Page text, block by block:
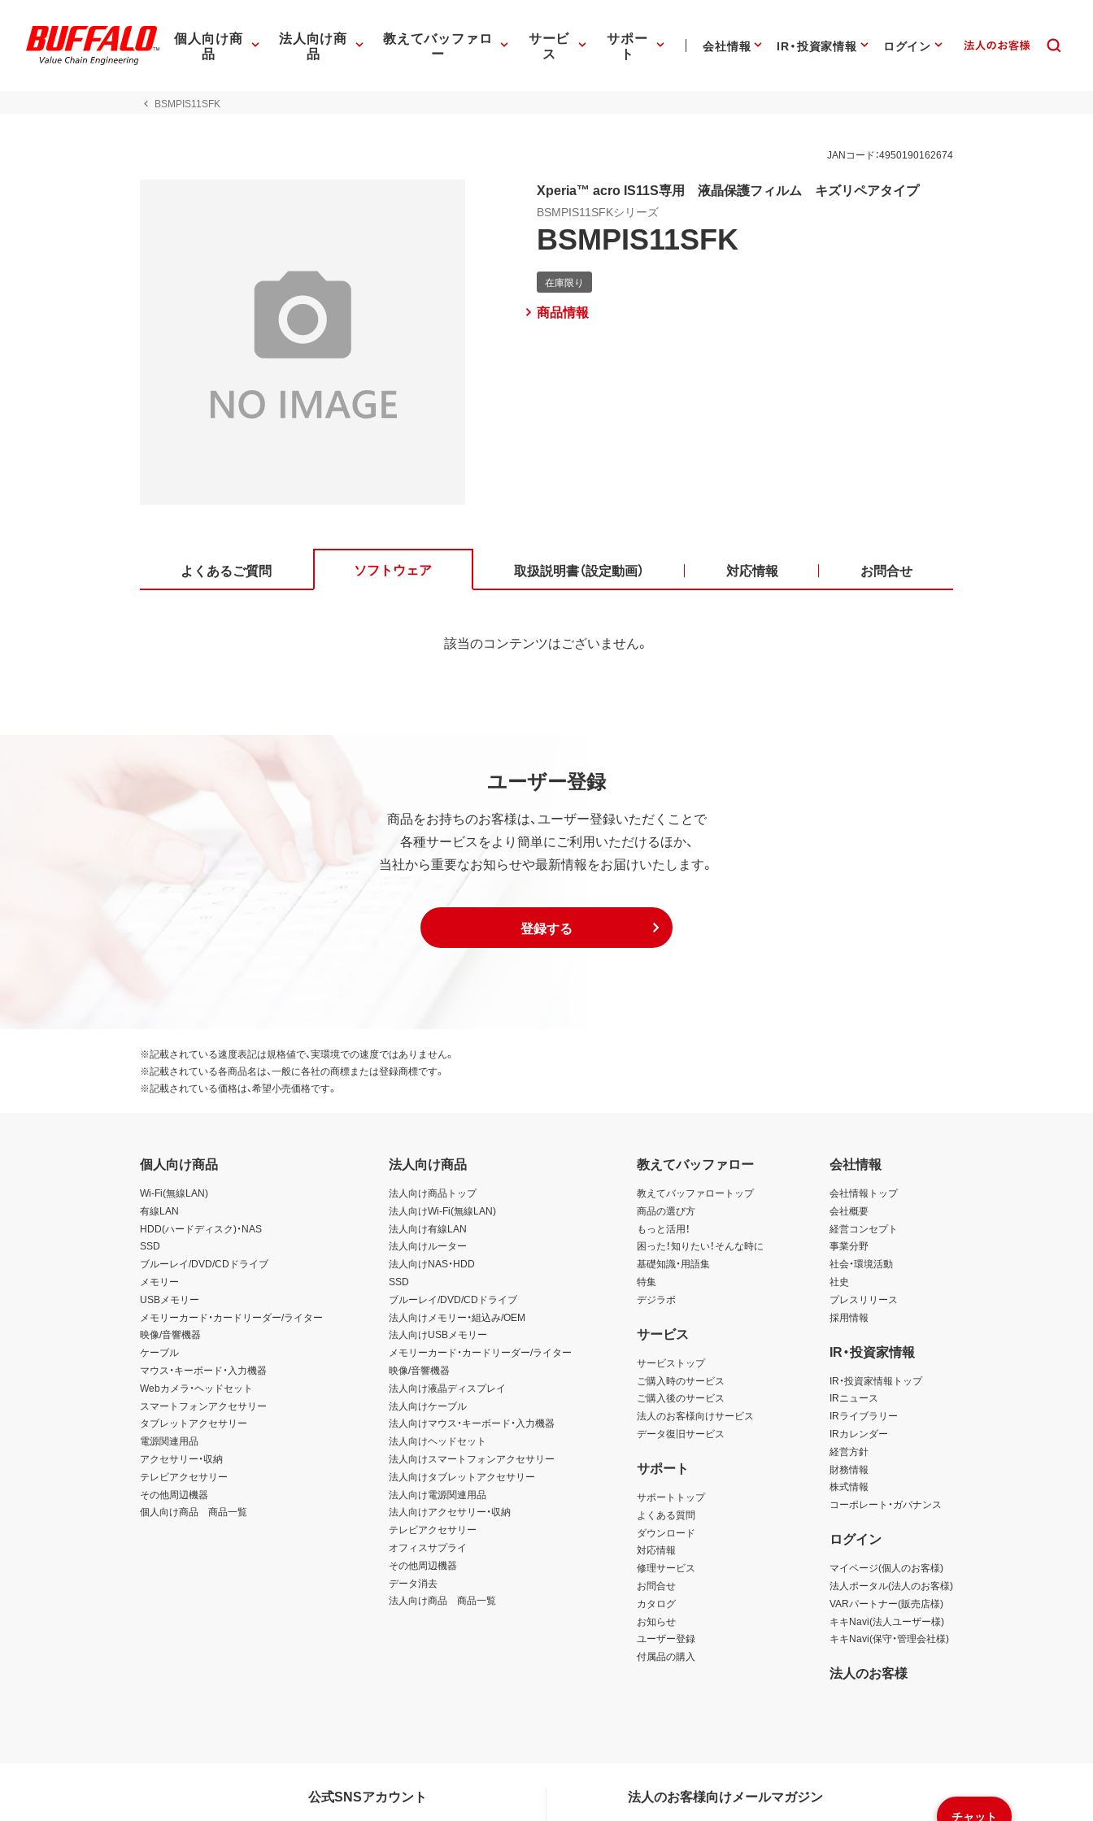
個人向け商
品
法人向け商
品
教えてバッファロ
ー
サービ
ス
サポー
ト 会社情報 IR・投資家情報 ログイン
BSMPIS11SFK
JANコード：4950190162674
Xperia™ acro IS11S専用 液晶保護フィルム キズリペアタイプ
BSMPIS11SFKシリーズ
BSMPIS11SFK
商品情報
よくあるご質問 ソフトウェア 取扱説明書（設定動画） 対応情報 お問合せ
該当のコンテンツはございません。
ユーザー登録
商品をお持ちのお客様は、ユーザー登録いただくことで
各種サービスをより簡単にご利用いただけるほか、
当社から重要なお知らせや最新情報をお届けいたします。
登録する
チャット
※記載されている速度表記は規格値で、実環境での速度ではありません。
※記載されている各商品名は、一般に各社の商標または登録商標です。
※記載されている価格は、希望小売価格です。
個人向け商品
Wi-Fi(無線LAN)
有線LAN
HDD(ハードディスク)・NAS
SSD
ブルーレイ/DVD/CDドライブ
メモリー
USBメモリー
メモリーカード・カードリーダー/ライター
映像/音響機器
ケーブル
マウス・キーボード・入力機器
Webカメラ・ヘッドセット
スマートフォンアクセサリー
タブレットアクセサリー
電源関連用品
アクセサリー・収納
テレビアクセサリー
その他周辺機器
個人向け商品 商品一覧
法人向け商品
法人向け商品トップ
法人向けWi-Fi(無線LAN)
法人向け有線LAN
法人向けルーター
法人向けNAS・HDD
SSD
ブルーレイ/DVD/CDドライブ
法人向けメモリー・組込み/OEM
法人向けUSBメモリー
メモリーカード・カードリーダー/ライター
映像/音響機器
法人向け液晶ディスプレイ
法人向けケーブル
法人向けマウス・キーボード・入力機器
法人向けヘッドセット
法人向けスマートフォンアクセサリー
法人向けタブレットアクセサリー
法人向け電源関連用品
法人向けアクセサリー・収納
テレビアクセサリー
オフィスサプライ
その他周辺機器
データ消去
法人向け商品 商品一覧
教えてバッファロー
教えてバッファロートップ
商品の選び方
もっと活用！
困った！知りたい！そんな時に
基礎知識・用語集
特集
デジラボ
サービス
サービストップ
ご購入時のサービス
ご購入後のサービス
法人のお客様向けサービス
データ復旧サービス
サポート
サポートトップ
よくある質問
ダウンロード
対応情報
修理サービス
お問合せ
カタログ
お知らせ
ユーザー登録
付属品の購入
会社情報
会社情報トップ
会社概要
経営コンセプト
事業分野
社会・環境活動
社史
プレスリリース
採用情報
IR・投資家情報
IR・投資家情報トップ
IRニュース
IRライブラリー
IRカレンダー
経営方針
財務情報
株式情報
コーポレート・ガバナンス
ログイン
マイページ(個人のお客様)
法人ポータル(法人のお客様)
VARパートナー(販売店様)
キキNavi(法人ユーザー様)
キキNavi(保守・管理会社様)
法人のお客様
公式SNSアカウント 法人のお客様向けメールマガジン